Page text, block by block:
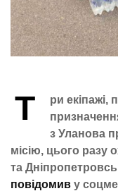
Т
ри екіпажі,
з Уланова
місію, цього разу
та
повідомив у